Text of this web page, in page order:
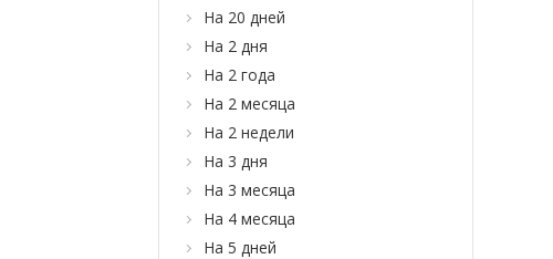
На 20 дней
На 2 дня
На 2 года
На 2 месяца
На 2 недели
На 3 дня
На 3 месяца
На 4 месяца
На 5 дней